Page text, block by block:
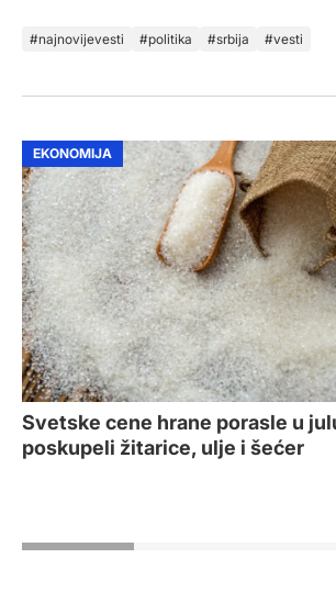
najnovijevesti politika srbija vesti
EKONOMIJA
Svetske cene hrane porasle u
poskupeli žitarice, ulje i šećer